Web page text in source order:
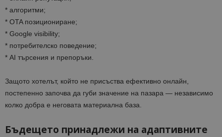
* алгоритми;
* OTA позициониране;
* Google visibility;
* потребителско поведение;
* AI търсения и препоръки.
Защото хотелът, който не присъства ефективно онлайн,
постепенно започва да губи значение на пазара — независимо
колко добра е неговата материална база.
Бъдещето принадлежи на адаптивните